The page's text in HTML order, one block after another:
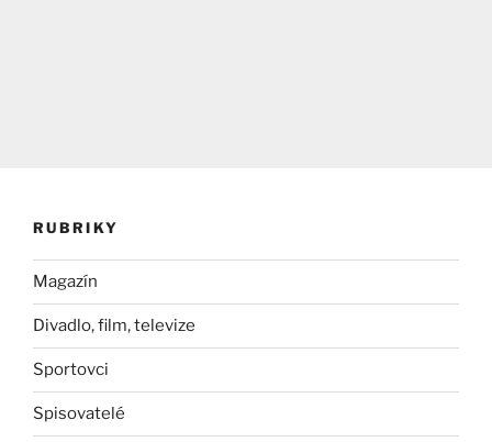
RUBRIKY
Magazín
Divadlo, film, televize
Sportovci
Spisovatelé